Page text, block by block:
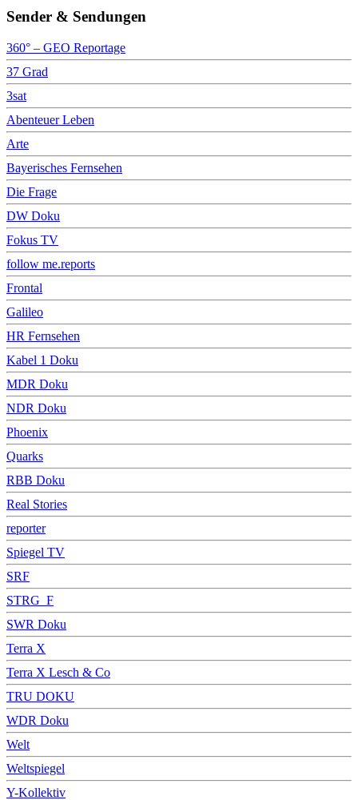
Sender & Sendungen
360° – GEO Reportage
37 Grad
3sat
Abenteuer Leben
Arte
Bayerisches Fernsehen
Die Frage
DW Doku
Fokus TV
follow me.reports
Frontal
Galileo
HR Fernsehen
Kabel 1 Doku
MDR Doku
NDR Doku
Phoenix
Quarks
RBB Doku
Real Stories
reporter
Spiegel TV
SRF
STRG_F
SWR Doku
Terra X
Terra X Lesch & Co
TRU DOKU
WDR Doku
Welt
Weltspiegel
Y-Kollektiv